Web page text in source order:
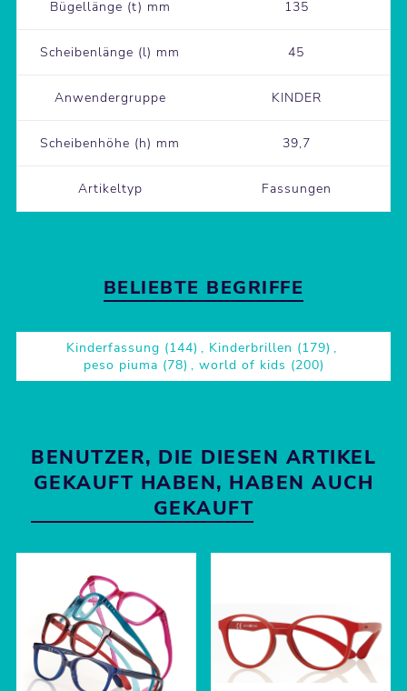
Bügellänge (t) mm 135
Scheibenlänge (l) mm 45
Anwendergruppe KINDER
Scheibenhöhe (h) mm 39,7
Artikeltyp Fassungen
BELIEBTE BEGRIFFE
Kinderfassung (144) , Kinderbrillen (179) ,
peso piuma (78) , world of kids (200)
BENUTZER, DIE DIESEN ARTIKEL
GEKAUFT HABEN, HABEN AUCH
GEKAUFT